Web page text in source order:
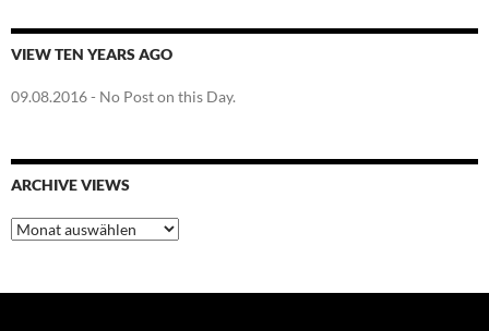
VIEW TEN YEARS AGO
09.08.2016- No Post on this Day.
ARCHIVE VIEWS
Archive
Views